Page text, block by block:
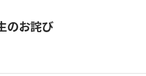
のお詫び